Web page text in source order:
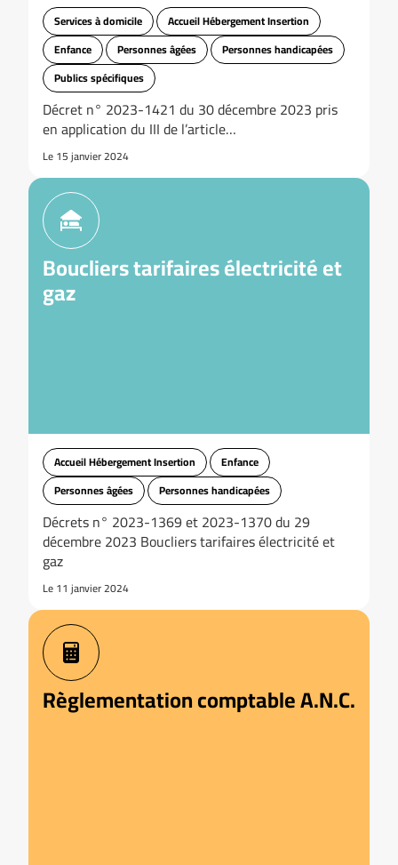
Services à domicile
Accueil Hébergement Insertion
Enfance
Personnes âgées
Personnes handicapées
Publics spécifiques
Décret n° 2023-1421 du 30 décembre 2023 pris
en application du III de l’article…
Le 15 janvier 2024
Boucliers tarifaires électricité et
gaz
Accueil Hébergement Insertion
Enfance
Personnes âgées
Personnes handicapées
Décrets n° 2023-1369 et 2023-1370 du 29
décembre 2023 Boucliers tarifaires électricité et
gaz
Le 11 janvier 2024
Règlementation comptable A.N.C.